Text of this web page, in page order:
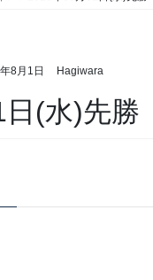
8月1日 Hagiwara
(水)先勝